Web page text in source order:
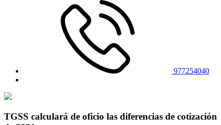
977254040
TGSS calculará de oficio las diferencias de cotización